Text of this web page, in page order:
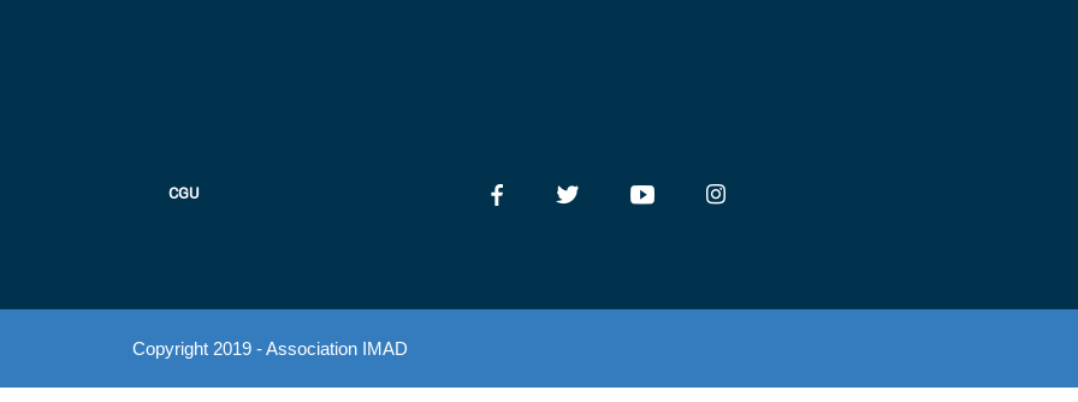
CGU
Copyright 2019 - Association IMAD